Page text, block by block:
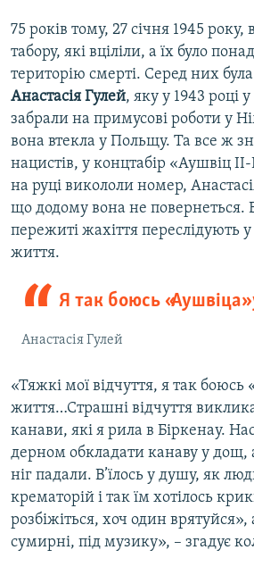
75 років тому, 27 січня 1945 року,
табору, які вціліли, а їх було
територію смерті. Серед них
Анастасія Гулей, яку у 1943 році
забрали на примусові роботи у
вона втекла у Польщу. Та все ж
нацистів, у концтабір «Аушвіц
на руці викололи номер,
що додому вона не повернеться.
пережиті жахіття переслідують
життя.
Я так боюсь «Аушвіца»
Анастасія Гулей
«Тяжкі мої відчуття, я так боюсь
життя…Страшні відчуття
канави, які я рила в Біркенау.
дерном обкладати канаву у дощ,
ніг падали. В’їлось у душу, як
крематорій і так їм хотілось
розбіжіться, хоч один
сумирні, під музику», – згадує